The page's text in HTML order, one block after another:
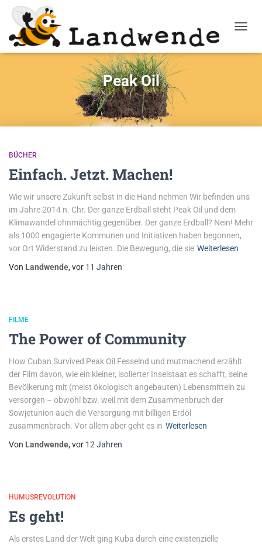
Peak Oil
BÜCHER
Einfach. Jetzt. Machen!
Wie wir unsere Zukunft selbst in die Hand nehmen Wir befinden uns
im Jahre 2014 n. Chr. Der ganze Erdball steht Peak Oil und dem
Klimawandel ohnmächtig gegenüber. Der ganze Erdball? Nein! Mehr
als 1000 engagierte Kommunen und Initiativen haben begonnen,
vor Ort Widerstand zu leisten. Die Bewegung, die sie Weiterlesen
Von Landwende, vor 11 Jahren
FILME
The Power of Community
How Cuban Survived Peak Oil Fesselnd und mutmachend erzählt
der Film davon, wie ein kleiner, isolierter Inselstaat es schafft, seine
Bevölkerung mit (meist ökologisch angebauten) Lebensmitteln zu
versorgen – obwohl bzw. weil mit dem Zusammenbruch der
Sowjetunion auch die Versorgung mit billigen Erdöl
zusammenbrach. Vor allem aber geht es in Weiterlesen
Von Landwende, vor 12 Jahren
HUMUSREVOLUTION
Es geht!
Als erstes Land der Welt ging Kuba durch eine existenzielle